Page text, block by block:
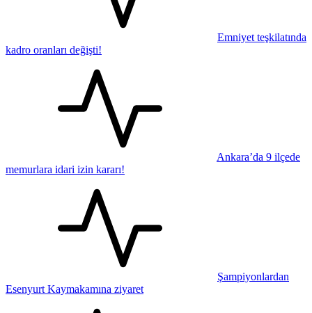
Emniyet teşkilatında
kadro oranları değişti!
Ankara’da 9 ilçede
memurlara idari izin kararı!
Şampiyonlardan
Esenyurt Kaymakamına ziyaret